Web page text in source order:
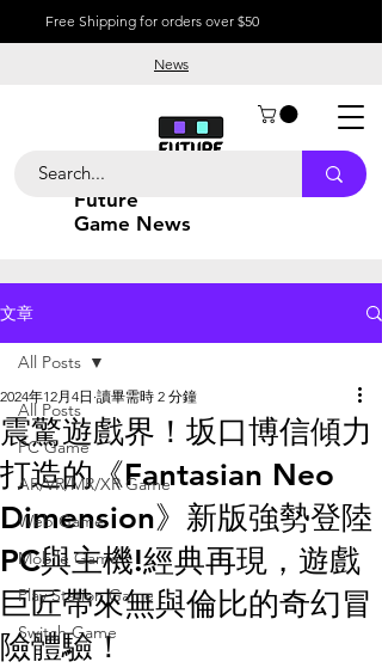
Free Shipping for orders over $50
Future
Game News
News
文章
All Posts
PC Game
AR/VR/MR/XR Game
Web Game
Mobile Game
Play Station Game
Switch Game
All Posts
震驚遊戲界！坂口博信傾力
打造的《Fantasian Neo
Dimension》新版強勢登陸
PC與主機!經典再現，遊戲
巨匠帶來無與倫比的奇幻冒
險體驗！
2024年12月4日 讀畢需時 2 分鐘